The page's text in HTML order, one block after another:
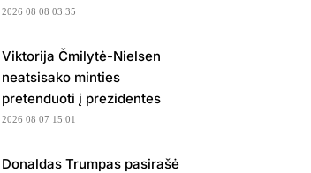
2026 08 08 03:35
Viktorija Čmilytė-Nielsen
neatsisako minties
pretenduoti į prezidentes
2026 08 07 15:01
Donaldas Trumpas pasirašė